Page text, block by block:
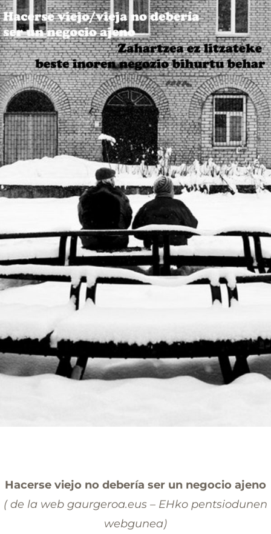
Hacerse viejo no debería ser un negocio ajeno
( de la web gaurgeroa.eus – EHko pentsiodunen
webgunea)